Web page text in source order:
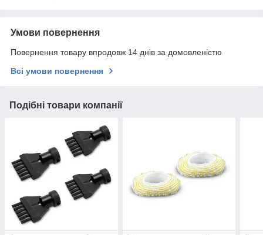
Умови повернення
Повернення товару впродовж 14 днів за домовленістю
Всі умови повернення
Подібні товари компанії